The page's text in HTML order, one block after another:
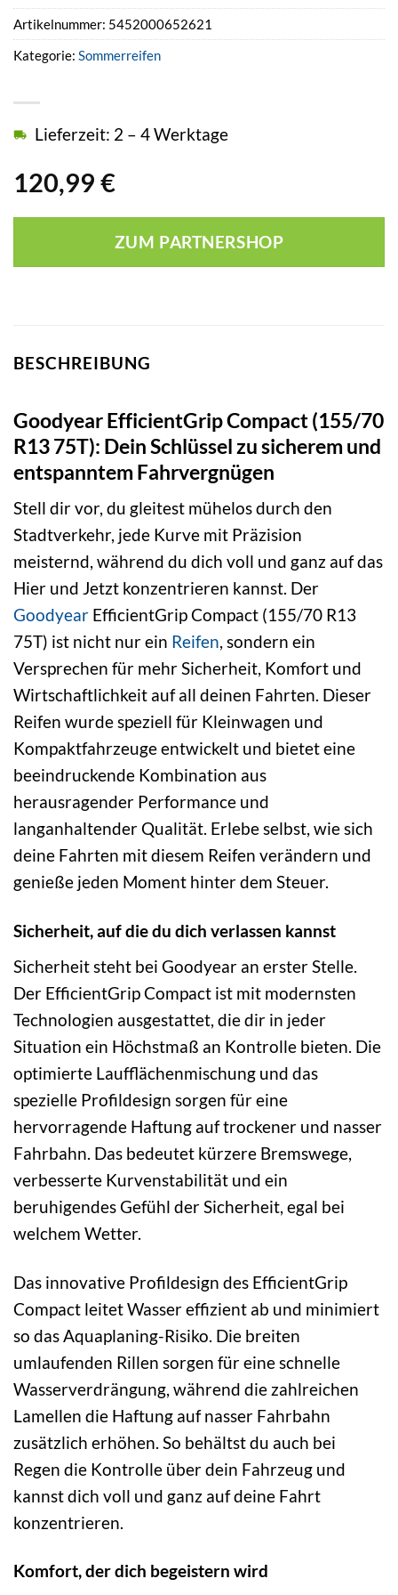
120,99 €
Lieferzeit: 2 – 4 Werktage
ZUM PARTNERSHOP
Artikelnummer: 5452000652621
Kategorie: Sommerreifen
BESCHREIBUNG
Goodyear EfficientGrip Compact (155/70
R13 75T): Dein Schlüssel zu sicherem und
entspanntem Fahrvergnügen
Stell dir vor, du gleitest mühelos durch den
Stadtverkehr, jede Kurve mit Präzision
meisternd, während du dich voll und ganz auf das
Hier und Jetzt konzentrieren kannst. Der
Goodyear EfficientGrip Compact (155/70 R13
75T) ist nicht nur ein Reifen, sondern ein
Versprechen für mehr Sicherheit, Komfort und
Wirtschaftlichkeit auf all deinen Fahrten. Dieser
Reifen wurde speziell für Kleinwagen und
Kompaktfahrzeuge entwickelt und bietet eine
beeindruckende Kombination aus
herausragender Performance und
langanhaltender Qualität. Erlebe selbst, wie sich
deine Fahrten mit diesem Reifen verändern und
genieße jeden Moment hinter dem Steuer.
Sicherheit, auf die du dich verlassen kannst
Sicherheit steht bei Goodyear an erster Stelle.
Der EfficientGrip Compact ist mit modernsten
Technologien ausgestattet, die dir in jeder
Situation ein Höchstmaß an Kontrolle bieten. Die
optimierte Laufflächenmischung und das
spezielle Profildesign sorgen für eine
hervorragende Haftung auf trockener und nasser
Fahrbahn. Das bedeutet kürzere Bremswege,
verbesserte Kurvenstabilität und ein
beruhigendes Gefühl der Sicherheit, egal bei
welchem Wetter.
Das innovative Profildesign des EfficientGrip
Compact leitet Wasser effizient ab und minimiert
so das Aquaplaning-Risiko. Die breiten
umlaufenden Rillen sorgen für eine schnelle
Wasserverdrängung, während die zahlreichen
Lamellen die Haftung auf nasser Fahrbahn
zusätzlich erhöhen. So behältst du auch bei
Regen die Kontrolle über dein Fahrzeug und
kannst dich voll und ganz auf deine Fahrt
konzentrieren.
Komfort, der dich begeistern wird